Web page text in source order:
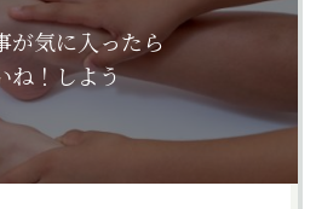
が気に入ったら
ね！しよう